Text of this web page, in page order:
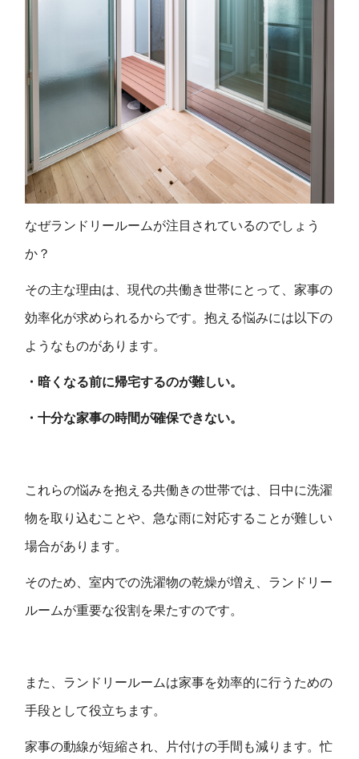
なぜランドリールームが注目されているのでしょう
か？
その主な理由は、現代の共働き世帯にとって、家事の
効率化が求められるからです。抱える悩みには以下の
ようなものがあります。
・暗くなる前に帰宅するのが難しい。
・十分な家事の時間が確保できない。
これらの悩みを抱える共働きの世帯では、日中に洗濯
物を取り込むことや、急な雨に対応することが難しい
場合があります。
そのため、室内での洗濯物の乾燥が増え、ランドリー
ルームが重要な役割を果たすのです。
また、ランドリールームは家事を効率的に行うための
手段として役立ちます。
家事の動線が短縮され、片付けの手間も減ります。忙